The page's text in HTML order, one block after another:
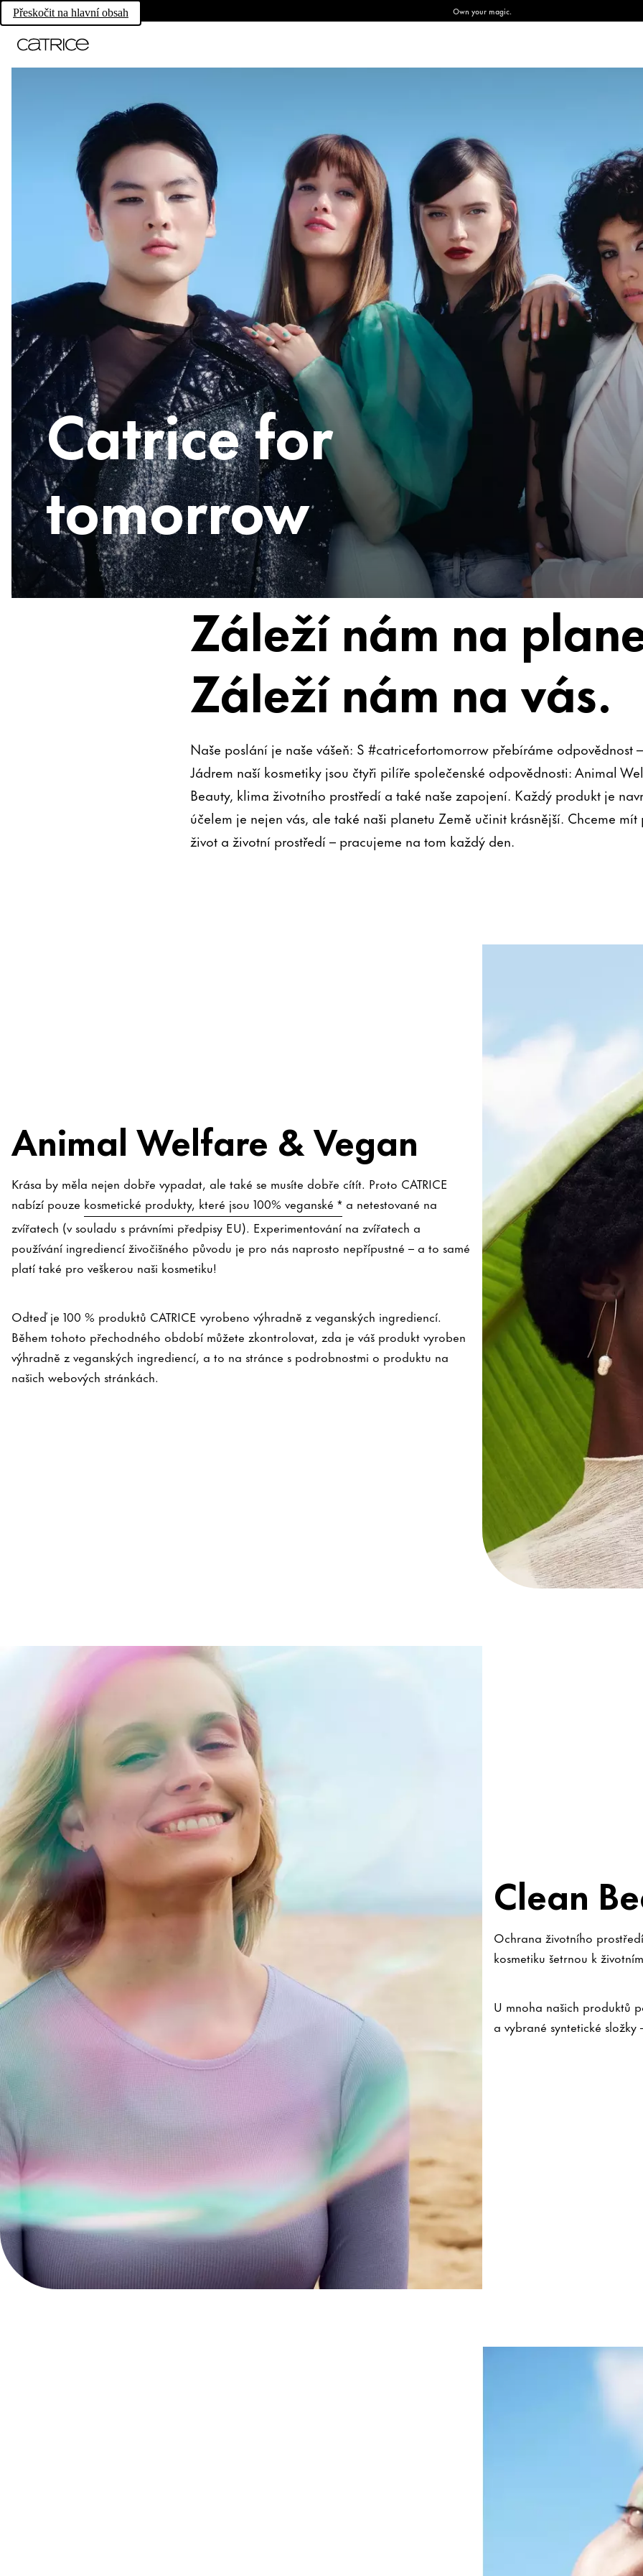
Přeskočit na hlavní obsah Own your magic.
Catrice for
tomorrow
Záleží nám na
Záleží nám na vás.
Naše poslání je naše vášeň: S #catricefortomorrow přebíráme odpovědnost
Jádrem naší kosmetiky jsou čtyři pilíře společenské odpovědnosti: Animal
Beauty, klima životního prostředí a také naše zapojení. Každý produkt je
účelem je nejen vás, ale také naši planetu Země učinit krásnější. Chceme
život a životní prostředí – pracujeme na tom každý den.
Animal Welfare & Vegan
Krása by měla nejen dobře vypadat, ale také se musíte dobře cítít. Proto CATRICE
nabízí pouze kosmetické produkty, které jsou 100% veganské * a netestované na
zvířatech (v souladu s právními předpisy EU). Experimentování na zvířatech a
používání ingrediencí živočišného původu je pro nás naprosto nepřípustné – a to samé
platí také pro veškerou naši kosmetiku!
Odteď je 100 % produktů CATRICE vyrobeno výhradně z veganských ingrediencí.
Během tohoto přechodného období můžete zkontrolovat, zda je váš produkt vyroben
výhradně z veganských ingrediencí, a to na stránce s podrobnostmi o produktu na
našich webových stránkách.
Clean
Ochrana životního
kosmetiku šetrnou k
U mnoha našich produktů
a vybrané syntetické